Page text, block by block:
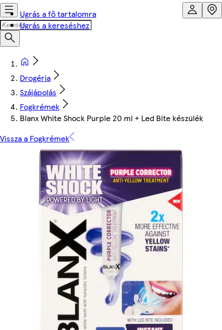
Ugrás a fő tartalomra
Ugrás a kereséshez
Drogéria
Szájápolás
Fogkrémek
Blanx White Shock Purple 20 ml + Led Bite készülék
Vissza a Fogkrémek